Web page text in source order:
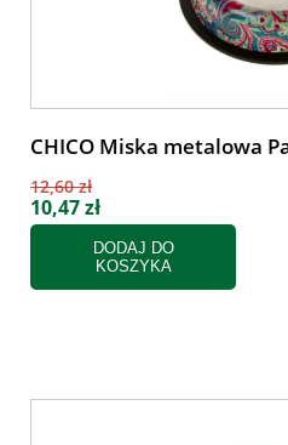
CHICO Miska metalowa
12,60 zł
10,47 zł
DODAJ DO
KOSZYKA